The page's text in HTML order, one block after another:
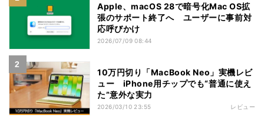
Apple、macOS 28で暗号化Mac OS拡
張のサポート終了へ ユーザーに事前対
応呼びかけ
2026/07/09 08:44
10万円切り「MacBook Neo」実機レビ
ュー iPhone用チップでも“普通に使え
た”意外な実力
2026/03/10 23:55 レビュー